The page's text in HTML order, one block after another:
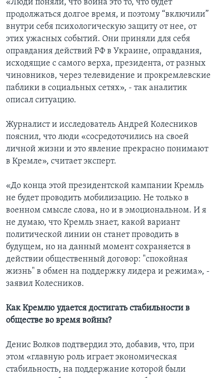
«Люди поняли, что война это то, что будет
продолжаться долгое время, и поэтому “включили”
внутри себя психологическую защиту от нее, от
этих ужасных событий. Они приняли для себя
оправдания действий РФ в Украине, оправдания,
исходящие с самого верха, президента, от разных
чиновников, через телевидение и прокремлевские
паблики в социальных сетях», - так аналитик
описал ситуацию.
Журналист и исследователь Андрей Колесников
пояснил, что люди «сосредоточились на своей
личной жизни и это явление прекрасно понимают
в Кремле», считает эксперт.
«До конца этой президентской кампании Кремль
не будет проводить мобилизацию. Не только в
военном смысле слова, но и в эмоциональном. И я
не думаю, что Кремль знает, какой вариант
политической линии он станет проводить в
будущем, но на данный момент сохраняется в
действии общественный договор: "спокойная
жизнь" в обмен на поддержку лидера и режима», -
заявил Колесников.
Как Кремлю удается достигать стабильности в
обществе во время войны?
Денис Волков подтвердил это, добавив, что, при
этом «главную роль играет экономическая
стабильность, на поддержание которой были